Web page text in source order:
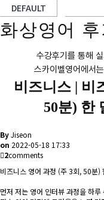
화상영어 후
수강후기를 통해
스카이벨영어에서
비즈니스 | 비
50분) 한
ByJiseon
on 2022-05-18 17:33
2comments
비즈니스 영어 과정 (주 3회, 50분)
먼저 저는 영어 인터뷰 과정을 하